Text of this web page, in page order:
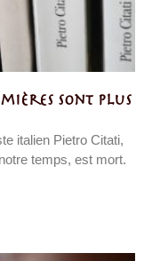
sont plus
italien Pietro Citati,
temps, est mort.